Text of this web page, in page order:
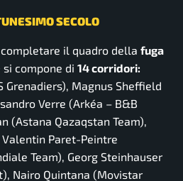
SECOLO
il quadro della fuga
compone di 14 corridori:
Grenadiers), Magnus Sheffield
Verre (Arkéa – B&B
(Astana Qazaqstan Team),
Valentin Paret-Peintre
Team), Georg Steinhauser
Nairo Quintana (Movistar